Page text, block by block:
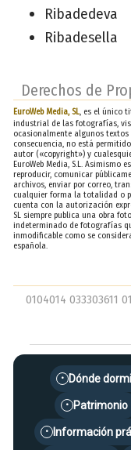
Ribadedeva
Ribadesella
Derechos de
EuroWeb Media, SL , es el único
industrial de las fotografías,
ocasionalmente algunos
consecuencia, no está
autor («copyright») y
EuroWeb Media, S.L. Asimismo
reproducir, comunicar
archivos, enviar por correo,
cualquier forma la totalidad o
cuenta con la autorización
SL siempre publica una obra
indeterminado de fotografías
inmodificable como se
española.
0104014 033303611
• Dónde
• Patrimonio
• Información